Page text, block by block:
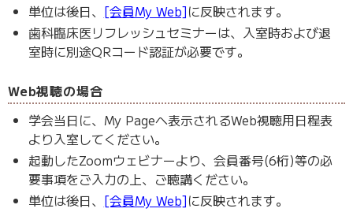
単位は後日、 [会員My Web]に反映されます。
歯科臨床医リフレッシュセミナーは、入室時および退
室時に別途QRコード認証が必要です。
Web視聴の場合
学会当日に、My Pageへ表示されるWeb視聴用日程表
より入室してください。
起動したZoomウェビナーより、会員番号(6桁)等の必
要事項をご入力の上、ご聴講ください。
単位は後日、 [会員My Web]に反映されます。